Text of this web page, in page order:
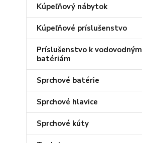
Kúpeľňový nábytok
Kúpeľňové príslušenstvo
Príslušenstvo k vodovodným
batériám
Sprchové batérie
Sprchové hlavice
Sprchové kúty